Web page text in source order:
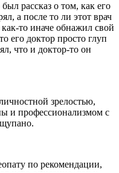
рассказ о том, как его
а после то ли этот врач
то иначе обнажил свой
его доктор просто глуп
что и доктор-то он
зрелостью,
и профессионализмом с
по рекомендации,